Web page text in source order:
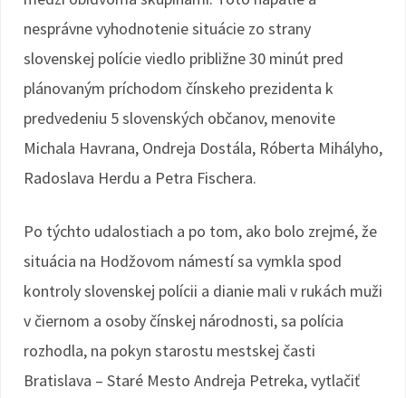
nesprávne vyhodnotenie situácie zo strany
slovenskej polície viedlo približne 30 minút pred
plánovaným príchodom čínskeho prezidenta k
predvedeniu 5 slovenských občanov, menovite
Michala Havrana, Ondreja Dostála, Róberta Mihályho,
Radoslava Herdu a Petra Fischera.
Po týchto udalostiach a po tom, ako bolo zrejmé, že
situácia na Hodžovom námestí sa vymkla spod
kontroly slovenskej polícii a dianie mali v rukách muži
v čiernom a osoby čínskej národnosti, sa polícia
rozhodla, na pokyn starostu mestskej časti
Bratislava – Staré Mesto Andreja Petreka, vytlačiť